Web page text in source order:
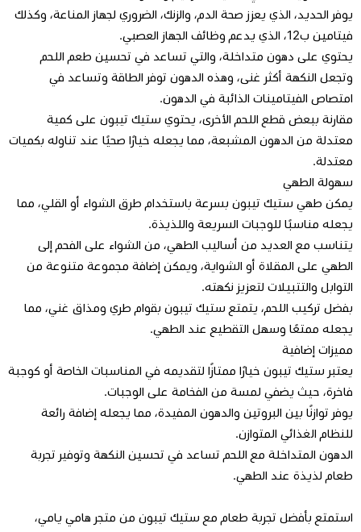
يوفر الحديد، الذي يعزز صحة الدم، والزنك، الضروري لجهاز المناعة، وكذلك
فيتامين ب12، الذي يدعم وظائف الجهاز العصبي.
يحتوي على دهون متداخلة، والتي تساعد في تحسين طعم اللحم
وتجعل النكهة أكثر غنى، وهذه الدهون توفر الطاقة وتساعد في
امتصاص الفيتامينات الذائبة في الدهون.
مقارنة ببعض قطع اللحم الأخرى، يحتوي ستيك تيبون على كمية
معتدلة من الدهون المشبعة، مما يجعله خيارًا صحيًا عند تناوله بكميات
معتدلة.
سهولة الطهي
يمكن طهي ستيك تيبون بسرعة باستخدام طرق الشواء أو القلي، مما
يجعله مناسبًا للوجبات السريعة واللذيذة.
يتناسب مع العديد من أساليب الطهي، من الشواء على الفحم إلى
الطهي على المقلاة أو الشواية، ويمكن إضافة مجموعة متنوعة من
التوابل والتتبيلات لتعزيز نكهته.
بفضل تركيب اللحم، يتمتع ستيك تيبون بقوام طري ومذاق غني، مما
يجعله ممتعًا وسهل التقطيع عند الطهي.
مميزات إضافية
يعتبر ستيك تيبون خيارًا ممتازًا لتقديمه في المناسبات الخاصة أو كوجبة
فاخرة، حيث يضفي لمسة من الفخامة على الوجبات.
يوفر توازنًا بين البروتين والدهون المفيدة، مما يجعله إضافة رائعة
للنظام الغذائي المتوازن.
الدهون المتداخلة مع اللحم تساعد في تحسين النكهة وتوفير تجربة
طعام لذيذة عند الطهي.
استمتع بأفضل تجربة طعام مع ستيك تيبون من متجر هامي يامي،